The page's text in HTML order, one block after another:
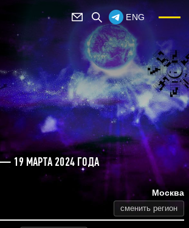
ENG
19 МАРТА 2024 ГОДА
Москва
сменить регион